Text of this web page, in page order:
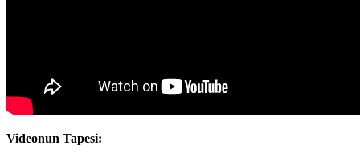
Videonun Tapesi: